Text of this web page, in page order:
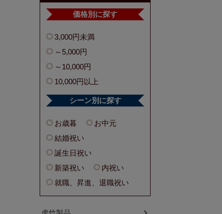
価格別に探す
3,000円未満
～5,000円
～10,000円
10,000円以上
シーン別に探す
お歳暮
お中元
結婚祝い
誕生日祝い
新築祝い
内祝い
就職、昇進、退職祝い